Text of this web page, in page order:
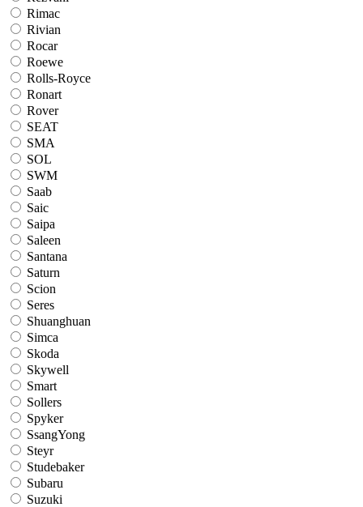
Rimac
Rivian
Rocar
Roewe
Rolls-Royce
Ronart
Rover
SEAT
SMA
SOL
SWM
Saab
Saic
Saipa
Saleen
Santana
Saturn
Scion
Seres
Shuanghuan
Simca
Skoda
Skywell
Smart
Sollers
Spyker
SsangYong
Steyr
Studebaker
Subaru
Suzuki